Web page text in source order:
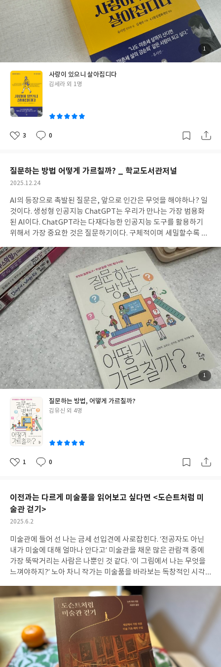
이름 없는 시민이었고, 누군가의 딸이며, 누군가의 아내이며, 네 아
이의 어머니였다. 일생의 1/3이 지나는 시점에 그 여자는 한국 근현
대사의 큰 상처와 과오를 남기는 사건에 휘말리게 된다. 십 년에 걸
쳐서 두 번을, 중앙정보부가 기획한 사건에 기소당하고, 수감 된 그
녀의 남편 우홍선은 직장에서 체포되어 그 후, 영원히 집으로 돌아
오지 못하게 된다. 그런 그의 아내 강순희는 어떤 사람인가? 어릴 적
하얼빈에서 사업을 하는 아버지를 따라가 북만주에서 유년 시절을
보내고, 이북의 고향 박천에서 몇 년, 평양에서 몇 년, 그러다 한국
전쟁이 터지면서 남으로 피난을 왔다. 사업수완이 좋았던 아버지와
K-장녀 강순희는 가족을 이끌고 대전-부산으로 거처를 이동하면서
자리를 잡게 되고, 꽁보리밥 먹던 그 시절 흰 쌀밥을 먹을 만큼 강한
에 한국은행에 취직하면서 스스로 먹여 살릴 만큼 돈을 벌고, 바라
좋은 부부로 아이도 넷 낳고, 16주년 결혼기념일까지 남은 생 해로
하며 살 것 같은 행복한 시절을 보냈는데, 그런 그의 인생에 청천벽
집권 독재를 저지하려는 민중항쟁 세력을 탄압하기 위한 본보기처
럼 인혁당사건을 조작했다. 무고한 이들에게 죄를 덮어 씌웠으며,
이들 중 8명의 사형을 집행하며 우리 근현대사에 국가폭력에 의한
살인이라는 돌이킬 수 없는 역사를 썼다. 워낙 엄청난 사건이라 외국
유감 성명을 냈고 일본 정부 고위 인사가 한국을 야만국이라고 비난
해서 한동안 시끄러웠죠.앰네스티가 항의 서한을 정부에 보냈고 국
제법학자협회가 4월 9일을 ‘사법사상 암흑의 날’로 규정했던 사실이
널리 알려졌습니다. p168 폭력의 시대가 저물고, 민주주의 가치 아
래 세워진 정권에서 ‘의문사진상규명위원회’를 시작으로 국가 폭력
아래에 자행된 사건들에 대한 재심이 시작되었다. 2007년 1월 23일
재심 무죄 판결이 났다. 34년이 지난 후 회복된 명예. 이제껏 그녀의
인생을 따라온 독자는 마침내 다다른 무죄 판결의 시점에서 (그럼에
도 불구하고) 사랑했던 내 남편은 더 이상 내 곁에 없는데 무죄, 명예
회복, 그게 다 무슨 소용인가! 그러한 선언이 마치 하데스의 저승에
서 남편을 구해오는 것도 아닌데! 라는 생각에 가슴이 미어질 뿐이
었다. 그런 우리의 마음을 읽듯, 93살이 된 강순희 여사에게 인생이
어떠했는지, 이 구술 기록을 진행한 유시민 작가가 마지막 질문을
던졌을 때, 강순희 여사는 담담히 답한다. 그 대답은 마치 정해진 새
드엔딩을 다 알고 있으면서도 마지막에 다다를 관객이(독자에게)
맞이할 허탈함과 속상함을 오히려 위로하려는 듯. - 자신의 인생이
어떠했다고 생각하시는 지요? - 아무 여한이 없어요. 오늘 밤에 죽는
다 해도 괜찮아. 남편 일로 좀 힘들었지만 내가 할 수 있는 건 다 했으
웠어요. 자기한테 주어진 것을 극복하면서 사는 게 인생이잖아요. 나
이 여러 번 있었어. 그렇지만 아이들 위해 살아야겠다 싶어서 고비를
넘겼어요. 사랑이 있으니 살아집디다. p262 나는 이 책을 읽을 때, 6
하나의 사건과 하나의 인생이 되어 내게 전해졌다. 1975년은 내가
태어나기 12년 전의 일이다. 그런 폭력의 시대를 지나왔다. 내가 누
리는 이 모든 자유와 권리는 그냥 주어진 것이 아니다. 내가 태어나
기 전, 내가 태어나고도 끝없이 투쟁하고 거대 권력에 맞섰던 시민
다. 강순희의 목소리를 전한 유시민 작가는 이 책에 대해 뭐라고 설
음 속 깊은 곳에서 올라오는 감정의 이름을 썼다. 그리고 글을 썼다.
이 책을 통해 우리가 충분히 애도할 수 있는 기회를 얻기를.
첨
부
사
1
사랑이 있으니 살아집디다
글
김세라 외 1명
좋
3
댓
0
작
질문하는 방법 어떻게 가르칠까? _ 학교도서관저널
작
일
2025.12.24
AI의 등장으로 촉발된 질문은, 앞으로 인간은 무엇을 해야하나? 일
것이다. 생성형 인공지능 ChatGPT는 우리가 만나는 가장 범용화
된 AI이다. ChatGPT라는 다재다능한 인공지능 도구를 활용하기
위해서 가장 중요한 것은 질문하기이다. 구체적이며 세밀할수록 Ch
IB교육을 시작했다. 학교도서관저널에서 발간한 <질문하는 방법,
어떻게 가르칠까?>를 보면서, 이 책이 이야기하는 부분이 IB교육과
일맥상통한다고 느꼈다. 아이들이 스스로 질문을 하며 시작하는 학
습. 이러한 학습이 이뤄지기 위해서는 먼저 어떻게 질문할 것인가?
라는 질문이 떠오른다. 내가 하는 이 질문이 이상하지 않나? 라는 자
기검열.왜요? 뭔데요? 라는 단편적인 질문.질문을 하고 나선 어떻게
해야 하나요? 답이 없으면 어떻게 하지요? 와 같은 벽이 학생들의
자유로운 질문을 가로막는다. 이 책은,학생들의 사고의 단계에 따라
점진적으로 발전시킬 수 있는 단계별 ‘질문도구’를 만들어 학생들이
스스로 생각하고 질문할 수 있게 한다. 그리고 질문에 대한 답을 찾
기 위한 탐구가 이어지게 돕는다. 1장 질문하는 방법 에 대해서 생각
해봅시다. 질문하는 능력은 타고나는 것일까요? 우리는 어떤 일을
할 때 도구를 사용해 생산성을 높이거나, 능률을 올립니다. 질문도
마찬가지로 질문도구를 활용합니다. 보통 우리 머릿속에서 일어나
는 사고는 위계나 순서가 없습니다. 오랫동안 현장에서 학생들을 가
르친 교사는 수업과정 속에서 사고는 생성-확장-정교화 단계를 거
친다는 것을 알게 됩니다. 2장 질문생성 Spark 단계로 들어가봅시
다. ( 일상 속 호기심을 질문으로 이끄는 첫걸음 ) 매일 보던 것에 대
니다. 질문도구 첫 번째, - 니까요?질문도구 두 번째, 마침표를 물음
상을 주의 깊게 관찰하는 것이 중요하다는 것을 알게 합니다.질문도
구 세 번째, 감각문입니다. 감각문은 초등학생의 발달 수준과 감각
장 질문확정 grow : 풍성하게 질문을 키우며 사고 넓히기 호기심의
불꽃이 질문도구의 바람을 타고 더 크게, 더 멀리 뻗어 나갈 수 있도
록 질문을 키우고 사고를 넓혀줍니다. ex) 우주는 끝이 있을까?라는
질문에서 출발하여누구에게 물어보면 알 수 있을까?어떻게 우주의
람개비/ 질문토네이도/ 까까까? 질문바람개비 => 질문을 탐구에 활
용하고 이를 통해 사고력을 길러 나가는 밑바탕이 됩니다.질문토네
이도 => 학생들은 서로의 질문에 자신이 알고 있는 지식으로 답해
보면서 생각을 연결하고 확장하게 됩니다.까까까 => 왜 플라스틱을
써요?> -해야만 할까? 가치판단을 요구하는 질문으로 확장해봅니
다.까까까? 질문도구를 활용하여 논리적 추론이나 윤리적 판단을
요구하는 질문을 만들고 그에 대한 답을 생각하는 과정을 반복하여
첨
부
사
1
질문하는 방법, 어떻게 가르칠까?
글
김유신 외 4명
좋
1
댓
0
작
이전과는 다르게 미술품을 읽어보고 싶다면 <도슨트처럼 미
술관 걷기>
작
일
2025.6.2
미술관에 들어 선 나는 금세 선입견에 사로잡힌다. ‘전공자도 아닌
내가 미술에 대해 얼마나 안다고’ 미술관을 채운 많은 관람객 중에
가장 뚝딱거리는 사람은 나뿐인 것 같다. ‘이 그림에서 나는 무엇을
느껴야하지?’ 노아 차니 작가는 미술품을 바라보는 독창적인 시각
다. 교수로서 강의를 진행하며 학생들은 ‘유럽의 조각사를 한 시간
안에 톺아보기’, ‘작품 30점으로 배우는 미술사조’와 같은 수업에 열
광함을 알게 되었다. 어느덧 세상은 쇼츠(shorts-영상)의 시대가 된
만큼 이러한 수업에 대한 열광도 별스럽지 않게 느껴진다. 긴 글 아
래에는 항상 ‘3줄 요약 바람’ 이라는 덧글은 “긴 글을 읽을 시간은 없
지만 짧게 요약을 해주면 좋겠다”와 같은 반응일 테다. 나는 <도슨
트처럼 미술관 걷기>를 한 장씩 읽어나가며 이 책은 미술관이라는